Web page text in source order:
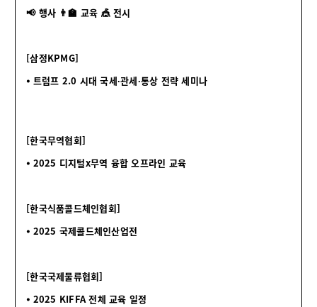
📢 행사 👨‍🏫 교육 🎪 전시
[삼정KPMG]
⦁ 트럼프 2.0 시대 국세∙관세∙통상 전략 세미나
[한국무역협회]
⦁ 2025 디지털x무역 융합 오프라인 교육
[한국식품콜드체인협회]
⦁ 2025 국제콜드체인산업전
[한국국제물류협회]
⦁ 2025 KIFFA 전체 교육 일정